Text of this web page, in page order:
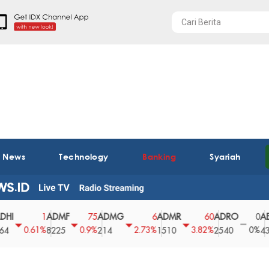
Technology Banking Syariah
ADMF
8225
75
0.9%
ADMG
214
2.73%
ADMR
1510
60
3.82%
ADRO
2540
0
0%
AEGS